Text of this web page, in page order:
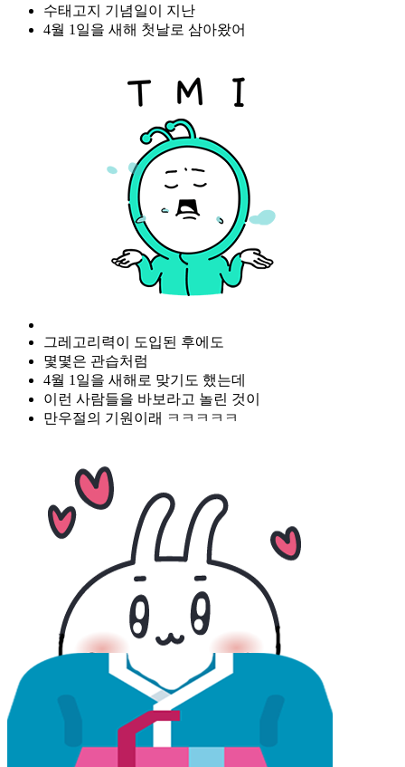
수태고지 기념일이 지난
4월 1일을 새해 첫날로 삼아왔어
그레고리력이 도입된 후에도
몇몇은 관습처럼
4월 1일을 새해로 맞기도 했는데
이런 사람들을 바보라고 놀린 것이
만우절의 기원이래 ㅋㅋㅋㅋㅋ